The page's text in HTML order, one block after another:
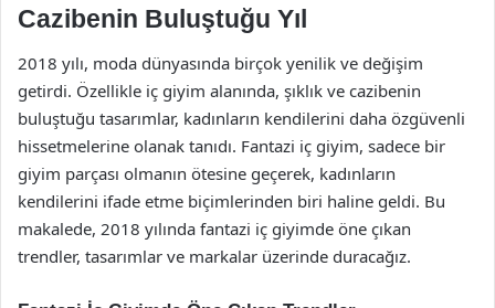
Cazibenin Buluştuğu Yıl
2018 yılı, moda dünyasında birçok yenilik ve değişim
getirdi. Özellikle iç giyim alanında, şıklık ve cazibenin
buluştuğu tasarımlar, kadınların kendilerini daha özgüvenli
hissetmelerine olanak tanıdı. Fantazi iç giyim, sadece bir
giyim parçası olmanın ötesine geçerek, kadınların
kendilerini ifade etme biçimlerinden biri haline geldi. Bu
makalede, 2018 yılında fantazi iç giyimde öne çıkan
trendler, tasarımlar ve markalar üzerinde duracağız.